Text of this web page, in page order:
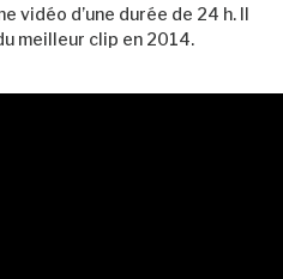
vidéo d’une durée de 24 h. Il
meilleur clip en 2014.